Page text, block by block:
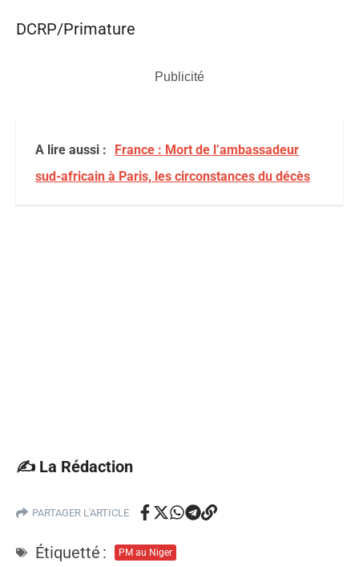
DCRP/Primature
Publicité
A lire aussi :
France : Mort de l’ambassadeur
sud-africain à Paris, les circonstances du décès
✍️ La Rédaction
PARTAGER L'ARTICLE
Étiquetté : PM au Niger